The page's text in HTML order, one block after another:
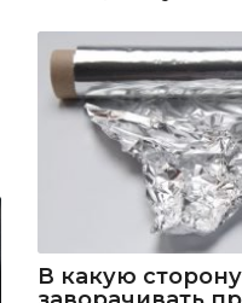
В какую